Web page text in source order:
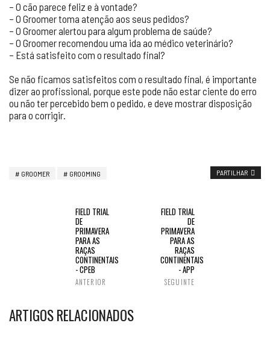
– O cão parece feliz e à vontade?
– O Groomer toma atenção aos seus pedidos?
– O Groomer alertou para algum problema de saúde?
– O Groomer recomendou uma ida ao médico veterinário?
– Está satisfeito com o resultado final?
Se não ficamos satisfeitos com o resultado final, é importante
dizer ao profissional, porque este pode não estar ciente do erro
ou não ter percebido bem o pedido, e deve mostrar disposição
para o corrigir.
GROOMER GROOMING PARTILHAR
FIELD TRIAL
DE
PRIMAVERA
PARA AS
RAÇAS
CONTINENTAIS
- CPEB
ANTERIOR
FIELD TRIAL
DE
PRIMAVERA
PARA AS
RAÇAS
CONTINENTAIS
- APP
SEGUINTE
ARTIGOS RELACIONADOS